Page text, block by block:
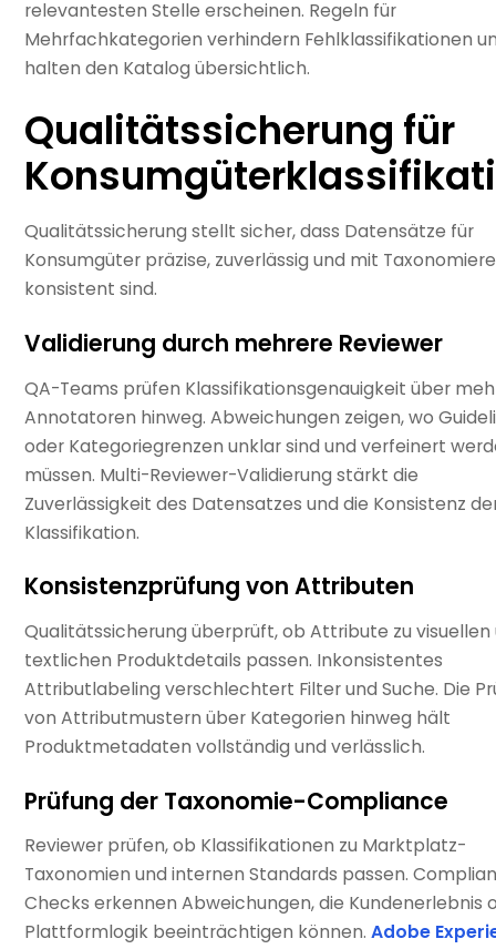
relevantesten Stelle erscheinen. Regeln für
Mehrfachkategorien verhindern Fehlklassifikationen
halten den Katalog übersichtlich.
Qualitätssicherung für
Qualitätssicherung stellt sicher, dass Datensätze für
Konsumgüter präzise, zuverlässig und mit
konsistent sind.
Validierung durch mehrere Reviewer
QA-Teams prüfen Klassifikationsgenauigkeit über
Annotatoren hinweg. Abweichungen zeigen, wo
oder Kategoriegrenzen unklar sind und verfeinert
müssen. Multi-Reviewer-Validierung stärkt die
Zuverlässigkeit des Datensatzes und die Konsistenz
Klassifikation.
Konsistenzprüfung von Attributen
Qualitätssicherung überprüft, ob Attribute zu visuellen
textlichen Produktdetails passen. Inkonsistentes
Attributlabeling verschlechtert Filter und Suche. Die
von Attributmustern über Kategorien hinweg hält
Produktmetadaten vollständig und verlässlich.
Prüfung der Taxonomie-Compliance
Reviewer prüfen, ob Klassifikationen zu Marktplatz-
Taxonomien und internen Standards passen.
Checks erkennen Abweichungen, die Kundenerlebnis
Plattformlogik beeinträchtigen können.Adobe